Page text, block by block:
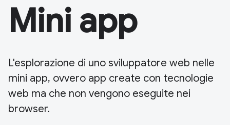
Mini app
L'esplorazione di uno sviluppatore web nelle
mini app, ovvero app create con tecnologie
web ma che non vengono eseguite nei
browser.